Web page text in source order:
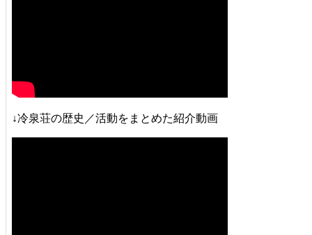
↓冷泉荘の歴史／活動をまとめた紹介動画